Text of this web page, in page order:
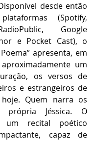
desde então
(Spotify,
Google
e Pocket Cast), o
apresenta, em
um
os versos de
e estrangeiros de
Quem narra os
Jéssica. O
um recital poético
capaz de